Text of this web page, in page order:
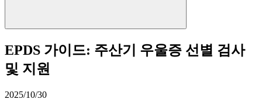
EPDS 가이드: 주산기 우울증 선별 검사
및 지원
2025/10/30